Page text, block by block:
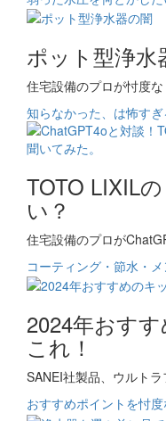
ポット型浄水
住宅設備のプロが忖度な
知らなかった、は怖すぎ
TOTO LIXIL
い？
住宅設備のプロが
コーティング・節水・
2024年おす
これ！
SANEI社製品、ウルト
おすすめポイントを忖